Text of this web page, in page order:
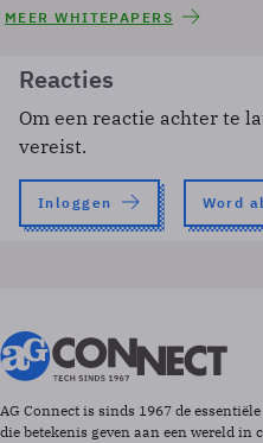
MEER WHITEPAPERS
Reacties
Om een reactie achter te
vereist.
Inloggen Word
AG Connect is sinds 1967 de
die betekenis geven aan een wereld